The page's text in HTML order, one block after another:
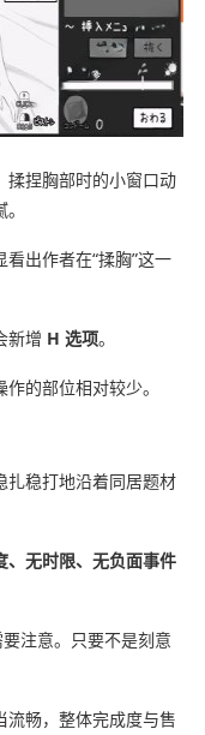
揉捏胸部时的小窗口动
出作者在“揉胸”这一
新增 H 选项。
的部位相对较少。
扎稳打地沿着同居题材
、无时限、无负面事件
注意。只要不是刻意
流畅，整体完成度与售